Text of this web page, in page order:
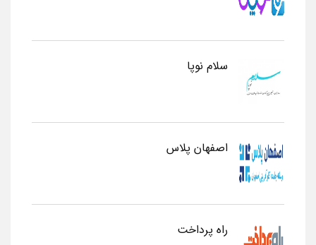
سلام نوپا
اصفهان پلاس
راه پرداخت